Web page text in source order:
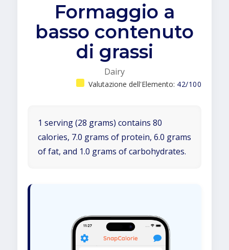
Formaggio a
basso contenuto
di grassi
Dairy
Valutazione dell'Elemento: 42/100
1 serving (28 grams) contains 80
calories, 7.0 grams of protein, 6.0 grams
of fat, and 1.0 grams of carbohydrates.